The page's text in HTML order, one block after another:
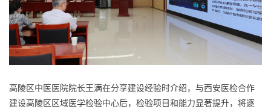
高陵区中医医院院长王满在分享建设经验时介绍，与西安医检合作
建设高陵区区域医学检验中心后，检验项目和能力显著提升，将逐